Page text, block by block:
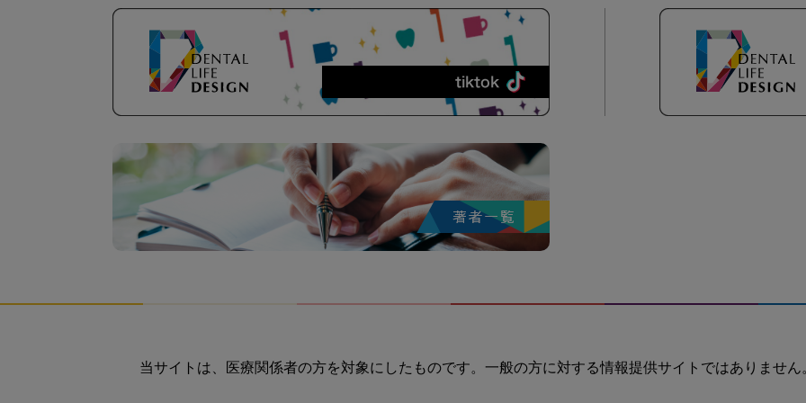
当サイトは、医療関係者の方を対象にしたものです。一般の方に対する情報提供サイトではありません